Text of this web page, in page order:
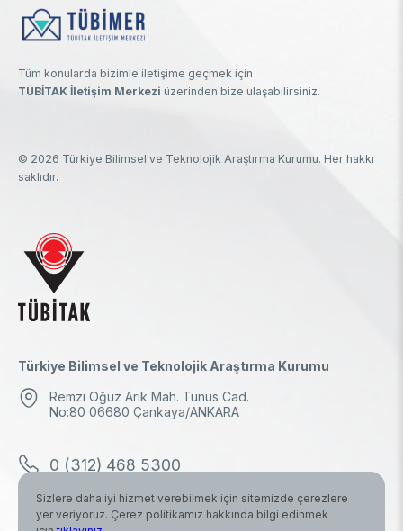
Tüm konularda bizimle iletişime geçmek için
TÜBİTAK İletişim Merkezi üzerinden bize ulaşabilirsiniz.
© 2026 Türkiye Bilimsel ve Teknolojik Araştırma Kurumu. Her hakkı
saklıdır.
Türkiye Bilimsel ve Teknolojik Araştırma Kurumu
Remzi Oğuz Arık Mah. Tunus Cad.
No:80 06680 Çankaya/ANKARA
0 (312) 468 5300
0 (312) 298 1000
Sizlere daha iyi hizmet verebilmek için sitemizde çerezlere
yer veriyoruz. Çerez politikamız hakkında bilgi edinmek